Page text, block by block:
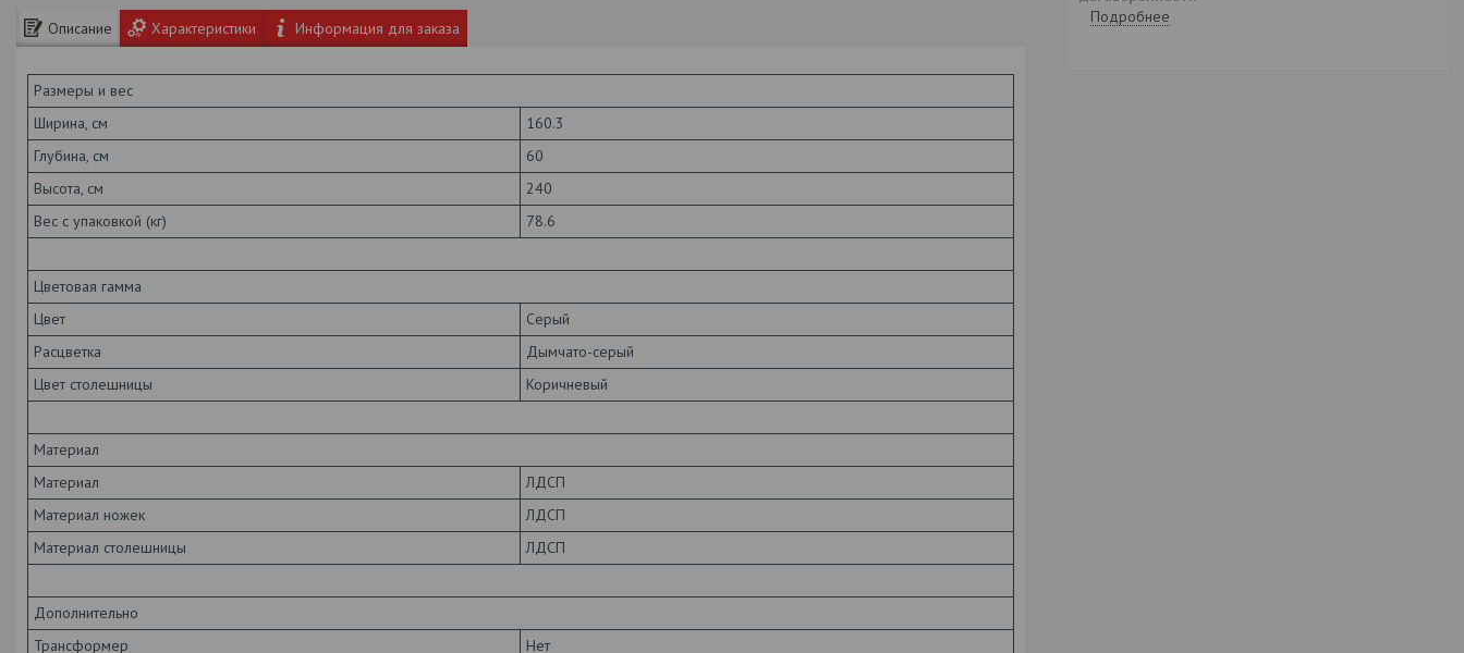
Описание Характеристики Информация для заказа
Размеры и вес
Ширина, см
160.3
Глубина, см
60
Высота, см
240
Вес с упаковкой (кг)
78.6
Цветовая гамма
Цвет
Серый
Расцветка
Дымчато-серый
Цвет столешницы
Коричневый
Материал
Материал
ЛДСП
Материал ножек
ЛДСП
Материал столешницы
ЛДСП
Дополнительно
Трансформер
Нет
Подробнее